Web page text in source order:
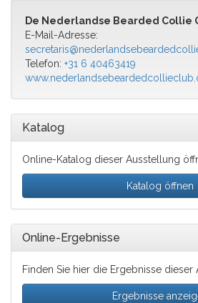
De Nederlandse Bearded Collie
E-Mail-Adresse:
Telefon: +31 6 40463419
Katalog
Online-Katalog dieser Ausstellung
Katalog öffnen
Online-Ergebnisse
Finden Sie hier die Ergebnisse dieser
Ergebnisse